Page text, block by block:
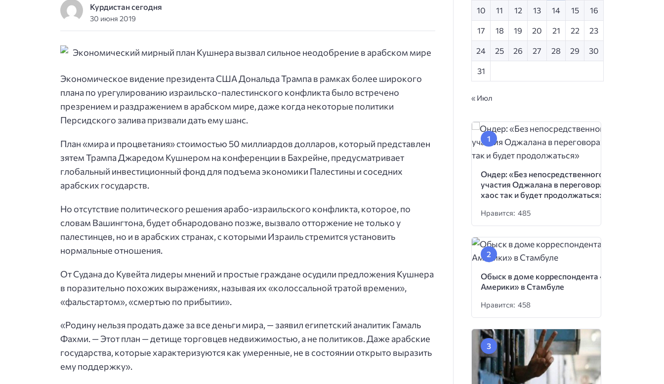
Курдистан сегодня
30 июня 2019
Экономическое видение президента США Дональда Трампа в рамках более широкого
плана по урегулированию израильско-палестинского конфликта было встречено
презрением и раздражением в арабском мире, даже когда некоторые политики
Персидского залива призвали дать ему шанс.
План «мира и процветания» стоимостью 50 миллиардов долларов, который представлен
зятем Трампа Джаредом Кушнером на конференции в Бахрейне, предусматривает
глобальный инвестиционный фонд для подъема экономики Палестины и соседних
арабских государств.
Но отсутствие политического решения арабо-израильского конфликта, которое, по
словам Вашингтона, будет обнародовано позже, вызвало отторжение не только у
палестинцев, но и в арабских странах, с которыми Израиль стремится установить
нормальные отношения.
От Судана до Кувейта лидеры мнений и простые граждане осудили предложения Кушнера
в поразительно похожих выражениях, называя их «колоссальной тратой времени»,
«фальстартом», «смертью по прибытии».
«Родину нельзя продать даже за все деньги мира, — заявил египетский аналитик Гамаль
Фахми. — Этот план — детище торговцев недвижимостью, а не политиков. Даже арабские
государства, которые характеризуются как умеренные, не в состоянии открыто выразить
ему поддержку».
10 11 12 13 14 15 16
17 18 19 20 21 22 23
24 25 26 27 28 29 30
31
« Июл
Ондер: «Без непосредственного
участия Оджалана в переговорах
хаос так и будет продолжаться»
Нравится: 485
Обыск в доме корреспондента «Голоса
Америки» в Стамбуле
Нравится: 458